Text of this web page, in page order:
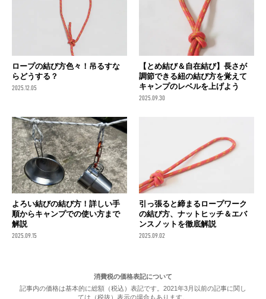
ロープの結び方色々！吊るすな
らどうする？
2025.12.05
【とめ結び＆自在結び】長さが
調節できる紐の結び方を覚えて
キャンプのレベルを上げよう
2025.09.30
よろい結びの結び方！詳しい手
順からキャンプでの使い方まで
解説
2025.09.15
引っ張ると締まるロープワーク
の結び方、ナットヒッチ＆エバ
ンスノットを徹底解説
2025.09.02
消費税の価格表記について
記事内の価格は基本的に総額（税込）表記です。2021年3月以前の記事に関し
ては（税抜）表示の場合もあります。